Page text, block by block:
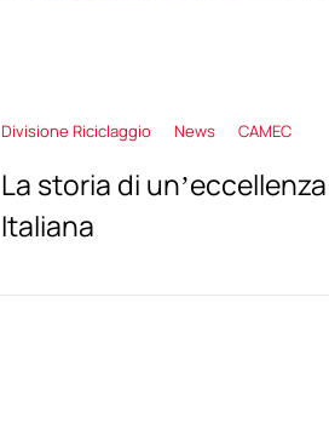
Divisione Riciclaggio News CAMEC
La storia di
Italiana